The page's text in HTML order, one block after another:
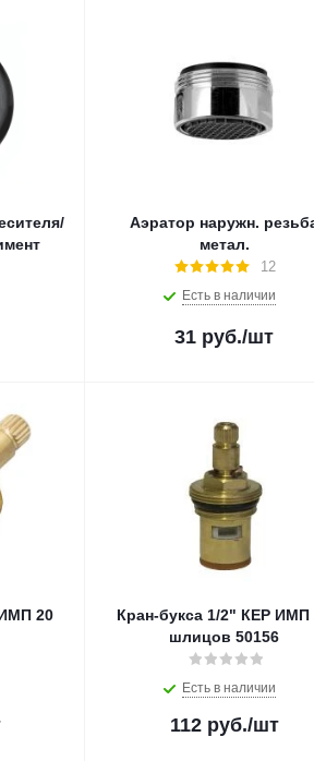
Аэратор наружн.
метал.
12
Есть в наличии
31 руб./шт
20
Кран-букса 1/2" КЕР ИМП
шлицов 50156
Есть в наличии
112руб./шт